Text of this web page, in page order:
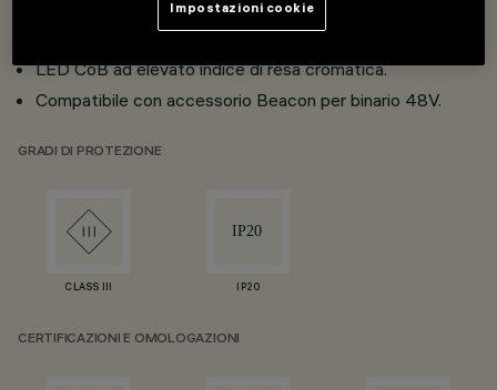
Inclinazione di 90° sul piano orizzontale e rotazione di
360° attorno all’asse verticale.
LED CoB ad elevato indice di resa cromatica.
Compatibile con accessorio Beacon per binario 48V.
GRADI DI PROTEZIONE
CLASS III IP20
CERTIFICAZIONI E OMOLOGAZIONI
Impostazioni cookie